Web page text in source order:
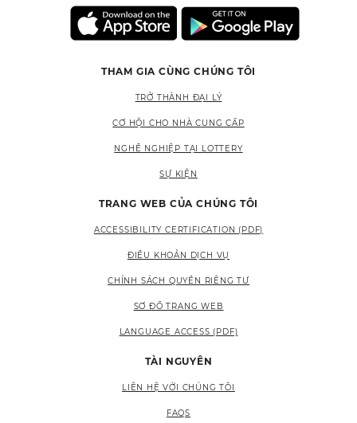
THAM GIA CÙNG CHÚNG TÔI
TRỞ THÀNH ĐẠI LÝ
CƠ HỘI CHO NHÀ CUNG CẤP
NGHỀ NGHIỆP TẠI LOTTERY
SỰ KIỆN
TRANG WEB CỦA CHÚNG TÔI
ACCESSIBILITY CERTIFICATION (PDF)
ĐIỀU KHOẢN DỊCH VỤ
CHÍNH SÁCH QUYỀN RIÊNG TƯ
SƠ ĐỒ TRANG WEB
LANGUAGE ACCESS (PDF)
TÀI NGUYÊN
LIÊN HỆ VỚI CHÚNG TÔI
FAQS